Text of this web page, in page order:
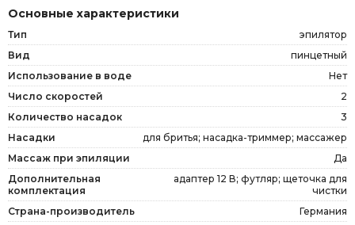
Основные характеристики
Тип
эпилятор
Вид
пинцетный
Использование в воде
Нет
Число скоростей
2
Количество насадок
3
Насадки
для бритья; насадка-триммер; массажер
Массаж при эпиляции
Да
Дополнительная
комплектация
адаптер 12 В; футляр; щеточка для
чистки
Страна-производитель
Германия